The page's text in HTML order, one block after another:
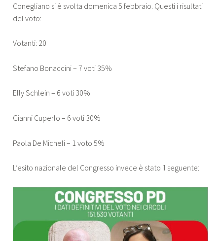
Conegliano si è svolta domenica 5 febbraio. Questi i risultati
del voto:
Votanti: 20
Stefano Bonaccini – 7 voti 35%
Elly Schlein – 6 voti 30%
Gianni Cuperlo – 6 voti 30%
Paola De Micheli – 1 voto 5%
L’esito nazionale del Congresso invece è stato il seguente: